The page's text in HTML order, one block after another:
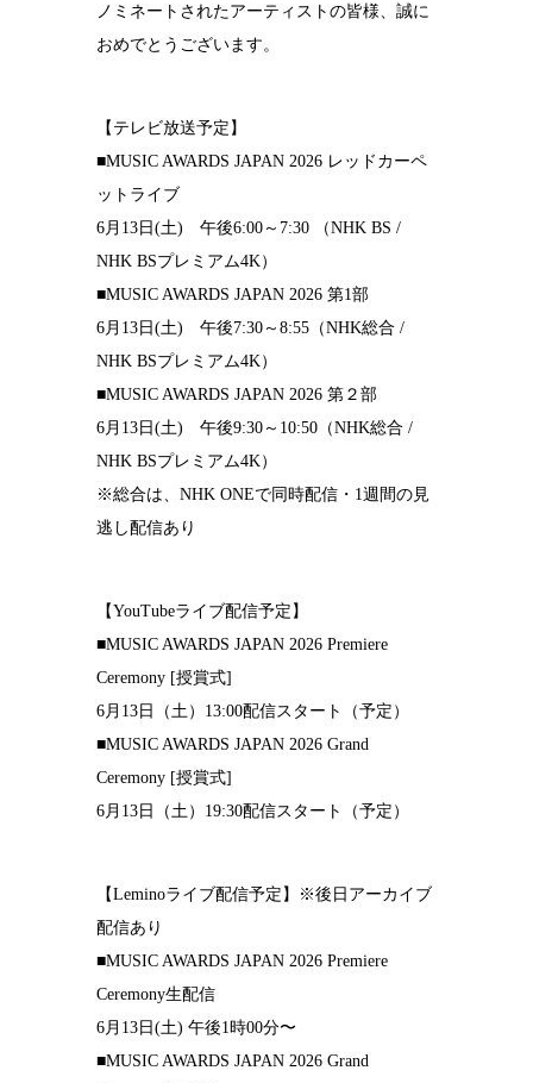
ノミネートされたアーティストの皆様、誠に
おめでとうございます。
【テレビ放送予定】
■MUSIC AWARDS JAPAN 2026 レッドカーペ
ットライブ
6月13日(土) 午後6:00～7:30 （NHK BS /
NHK BSプレミアム4K）
■MUSIC AWARDS JAPAN 2026 第1部
6月13日(土) 午後7:30～8:55（NHK総合 /
NHK BSプレミアム4K）
■MUSIC AWARDS JAPAN 2026 第２部
6月13日(土) 午後9:30～10:50（NHK総合 /
NHK BSプレミアム4K）
※総合は、NHK ONEで同時配信・1週間の見
逃し配信あり
【YouTubeライブ配信予定】
■MUSIC AWARDS JAPAN 2026 Premiere
Ceremony [授賞式]
6月13日（土）13:00配信スタート（予定）
■MUSIC AWARDS JAPAN 2026 Grand
Ceremony [授賞式]
6月13日（土）19:30配信スタート（予定）
【Leminoライブ配信予定】※後日アーカイブ
配信あり
■MUSIC AWARDS JAPAN 2026 Premiere
Ceremony生配信
6月13日(土) 午後1時00分〜
■MUSIC AWARDS JAPAN 2026 Grand